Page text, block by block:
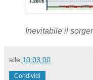
Inevitabile il
alle 10:03:00
Condividi